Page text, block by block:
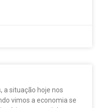
a situação hoje nos
vimos a economia se